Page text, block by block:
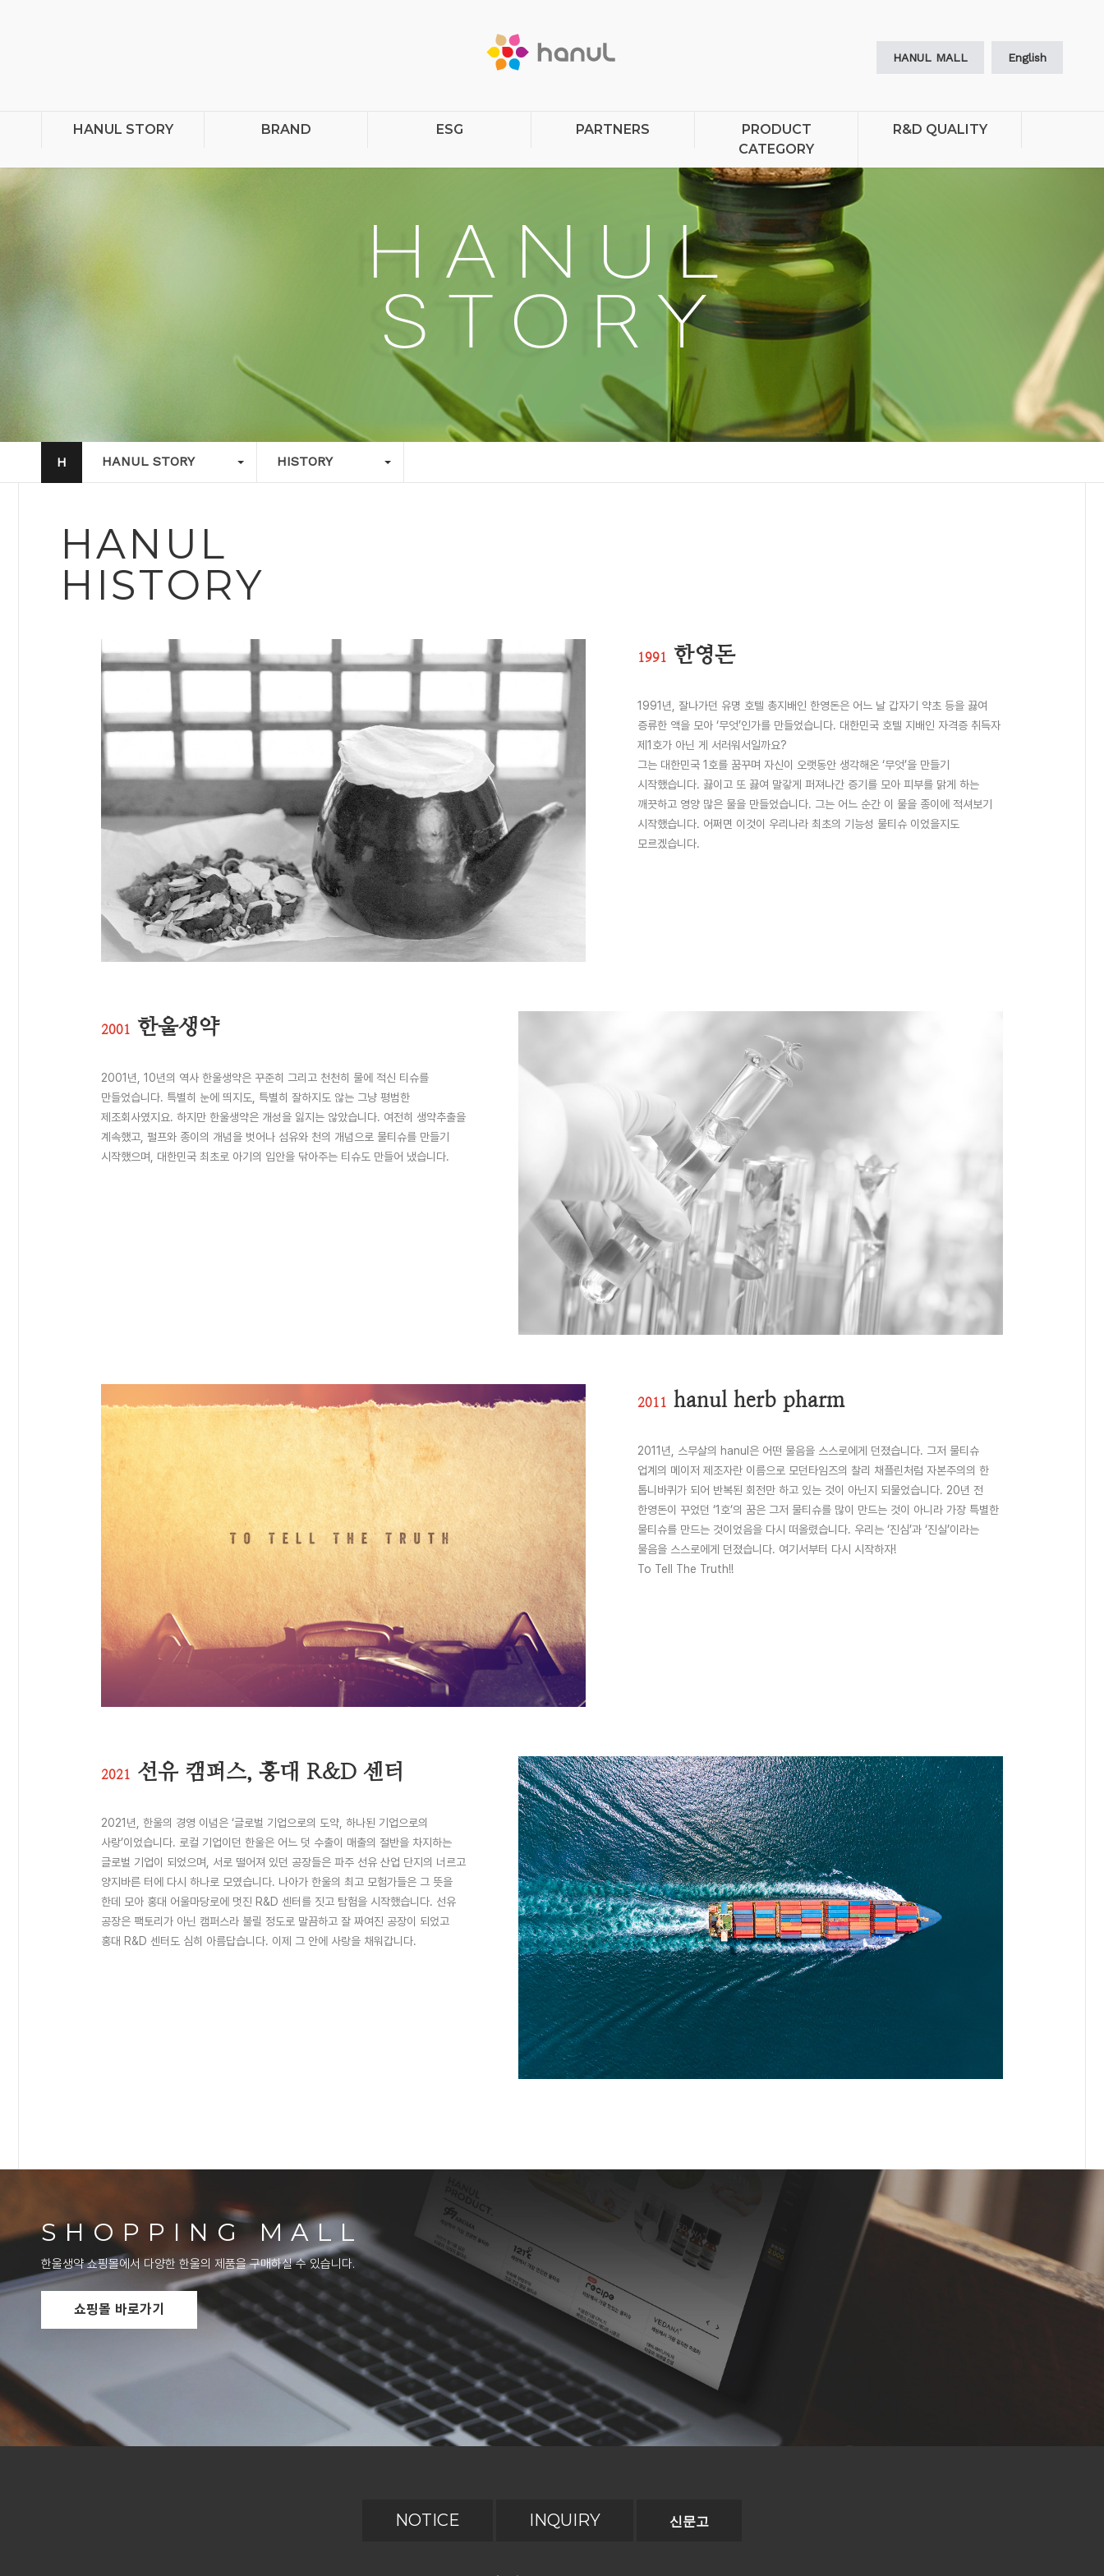
HANUL MALL English
HANUL STORY BRAND ESG PARTNERS
PRODUCT
CATEGORY
R&D QUALITY
H HANUL STORY HISTORY
HANUL
HISTORY
1991 한영돈
1991년, 잘나가던 유명 호텔 총지배인 한영돈은 어느 날 갑자기 약초 등을 끓여
증류한 액을 모아 ‘무엇’인가를 만들었습니다. 대한민국 호텔 지배인 자격증 취득자
제1호가 아닌 게 서러워서일까요?
그는 대한민국 1호를 꿈꾸며 자신이 오랫동안 생각해온 ‘무엇’을 만들기
시작했습니다. 끓이고 또 끓여 말갛게 퍼져나간 증기를 모아 피부를 맑게 하는
깨끗하고 영양 많은 물을 만들었습니다. 그는 어느 순간 이 물을 종이에 적셔보기
시작했습니다. 어쩌면 이것이 우리나라 최초의 기능성 물티슈 이었을지도
모르겠습니다.
2001 한울생약
2001년, 10년의 역사 한울생약은 꾸준히 그리고 천천히 물에 적신 티슈를
만들었습니다. 특별히 눈에 띄지도, 특별히 잘하지도 않는 그냥 평범한
제조회사였지요. 하지만 한울생약은 개성을 잃지는 않았습니다. 여전히 생약추출을
계속했고, 펄프와 종이의 개념을 벗어나 섬유와 천의 개념으로 물티슈를 만들기
시작했으며, 대한민국 최초로 아기의 입안을 닦아주는 티슈도 만들어 냈습니다.
2011 hanul herb pharm
2011년, 스무살의 hanul은 어떤 물음을 스스로에게 던졌습니다. 그저 물티슈
업계의 메이저 제조자란 이름으로 모던타임즈의 찰리 채플린처럼 자본주의의 한
톱니바퀴가 되어 반복된 회전만 하고 있는 것이 아닌지 되물었습니다. 20년 전
한영돈이 꾸었던 ‘1호’의 꿈은 그저 물티슈를 많이 만드는 것이 아니라 가장 특별한
물티슈를 만드는 것이었음을 다시 떠올렸습니다. 우리는 ‘진심’과 ‘진실’이라는
물음을 스스로에게 던졌습니다. 여기서부터 다시 시작하자!
To Tell The Truth!!
2021 선유 캠퍼스, 홍대 R&D 센터
2021년, 한울의 경영 이념은 ‘글로벌 기업으로의 도약, 하나된 기업으로의
사랑’이었습니다. 로컬 기업이던 한울은 어느 덧 수출이 매출의 절반을 차지하는
글로벌 기업이 되었으며, 서로 떨어져 있던 공장들은 파주 선유 산업 단지의 너르고
양지바른 터에 다시 하나로 모였습니다. 나아가 한울의 최고 모험가들은 그 뜻을
한데 모아 홍대 어울마당로에 멋진 R&D 센터를 짓고 탐험을 시작했습니다. 선유
공장은 팩토리가 아닌 캠퍼스라 불릴 정도로 말끔하고 잘 짜여진 공장이 되었고
홍대 R&D 센터도 심히 아름답습니다. 이제 그 안에 사랑을 채워갑니다.
SHOPPING MALL
한울생약 쇼핑몰에서 다양한 한울의 제품을 구매하실 수 있습니다.
쇼핑몰 바로가기
NOTICE INQUIRY 신문고